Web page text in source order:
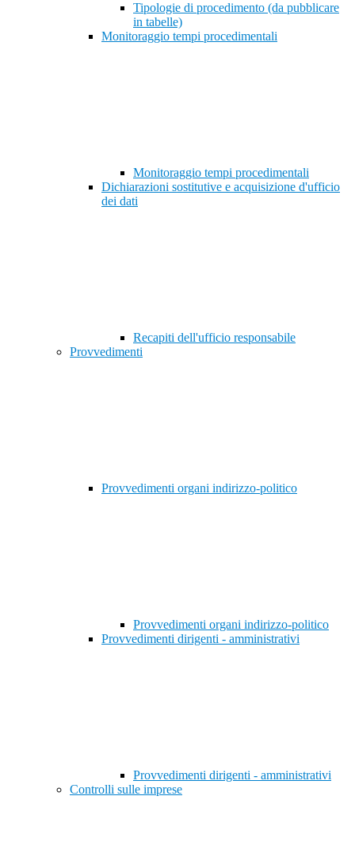
Tipologie di procedimento (da pubblicare
in tabelle)
Monitoraggio tempi procedimentali
Monitoraggio tempi procedimentali
Dichiarazioni sostitutive e acquisizione d'ufficio
dei dati
Recapiti dell'ufficio responsabile
Provvedimenti
Provvedimenti organi indirizzo-politico
Provvedimenti organi indirizzo-politico
Provvedimenti dirigenti - amministrativi
Provvedimenti dirigenti - amministrativi
Controlli sulle imprese